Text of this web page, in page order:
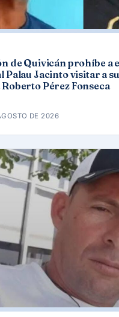
de Quivicán prohíbe a
Palau Jacinto visitar a
Roberto Pérez Fonseca
DE 2026